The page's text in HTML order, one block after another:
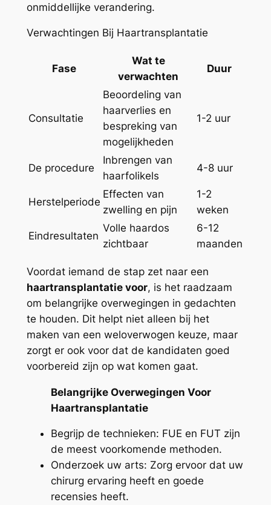
onmiddellijke verandering.
Verwachtingen Bij Haartransplantatie
Fase
Wat te
verwachten
Duur
Consultatie
Beoordeling van
haarverlies en
bespreking van
mogelijkheden
1-2 uur
De procedure
Inbrengen van
haarfolikels
4-8 uur
Herstelperiode
Effecten van
zwelling en pijn
1-2
weken
Eindresultaten
Volle haardos
zichtbaar
6-12
maanden
Voordat iemand de stap zet naar een
haartransplantatie voor, is het raadzaam
om belangrijke overwegingen in gedachten
te houden. Dit helpt niet alleen bij het
maken van een weloverwogen keuze, maar
zorgt er ook voor dat de kandidaten goed
voorbereid zijn op wat komen gaat.
Belangrijke Overwegingen Voor
Haartransplantatie
Begrijp de technieken: FUE en FUT zijn
de meest voorkomende methoden.
Onderzoek uw arts: Zorg ervoor dat uw
chirurg ervaring heeft en goede
recensies heeft.